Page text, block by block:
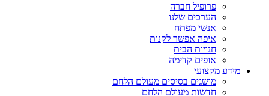
פרופיל חברה
הערכים שלנו
אנשי מפתח
איפה אפשר לקנות
חנויות הבית
אופים קדימה
מידע מקצועי
מושגים בסיסים מעולם הלחם
חדשות מעולם הלחם